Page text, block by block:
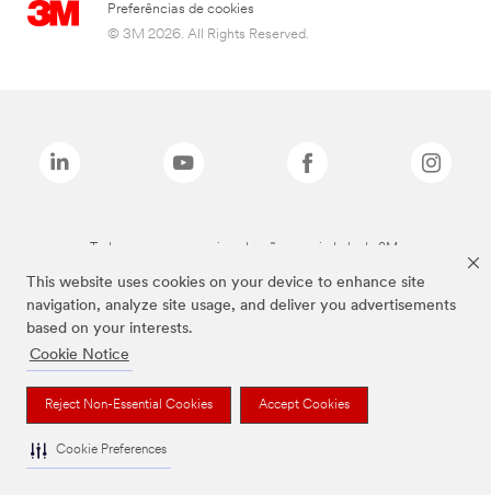
This website uses cookies on your device to enhance site
navigation, analyze site usage, and deliver you advertisements
based on your interests.
Cookie Notice
Reject Non-Essential Cookies Accept Cookies
Cookie Preferences
Preferências de cookies
© 3M 2026. All Rights Reserved.
Todas as marcas mencionadas são propriedade da 3M.